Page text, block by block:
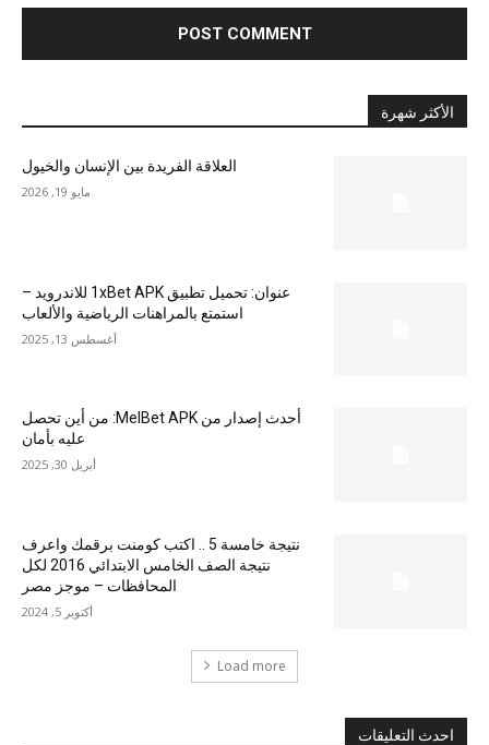
الأكثر شهرة
العلاقة الفريدة بين الإنسان والخيول
مايو 19, 2026
عنوان: تحميل تطبيق 1xBet APK للاندرويد –
استمتع بالمراهنات الرياضية والألعاب
أغسطس 13, 2025
أحدث إصدار من MelBet APK: من أين تحصل
عليه بأمان
أبريل 30, 2025
نتيجة خامسة 5 .. اكتب كومنت برقمك واعرف
نتيجة الصف الخامس الابتدائي 2016 لكل
المحافظات – موجز مصر
أكتوبر 5, 2024
Load more
احدث التعليقات